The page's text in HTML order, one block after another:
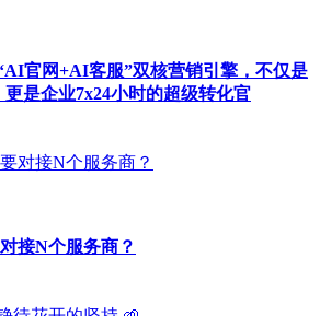
官网+AI客服”双核营销引擎，不仅是
是企业7x24小时的超级转化官
接N个服务商？